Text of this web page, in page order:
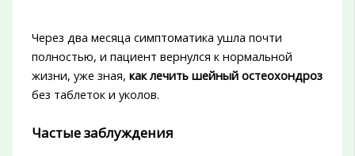
Через два месяца симптоматика ушла почти
полностью, и пациент вернулся к нормальной
жизни, уже зная, как лечить шейный остеохондроз
без таблеток и уколов.
Частые заблуждения